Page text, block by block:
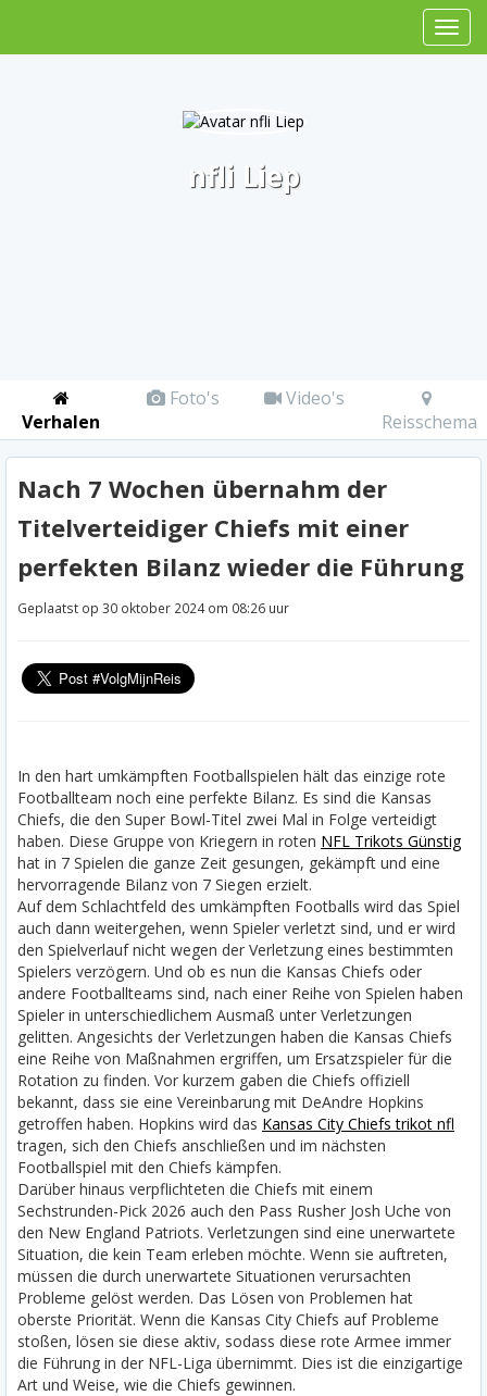
nfli Liep
Verhalen
Foto's
Video's
Reisschema
Nach 7 Wochen übernahm der
Titelverteidiger Chiefs mit einer
perfekten Bilanz wieder die Führung
Geplaatst op 30 oktober 2024 om 08:26 uur
In den hart umkämpften Footballspielen hält das einzige rote
Footballteam noch eine perfekte Bilanz. Es sind die Kansas
Chiefs, die den Super Bowl-Titel zwei Mal in Folge verteidigt
haben. Diese Gruppe von Kriegern in roten NFL Trikots Günstig
hat in 7 Spielen die ganze Zeit gesungen, gekämpft und eine
hervorragende Bilanz von 7 Siegen erzielt.
Auf dem Schlachtfeld des umkämpften Footballs wird das Spiel
auch dann weitergehen, wenn Spieler verletzt sind, und er wird
den Spielverlauf nicht wegen der Verletzung eines bestimmten
Spielers verzögern. Und ob es nun die Kansas Chiefs oder
andere Footballteams sind, nach einer Reihe von Spielen haben
Spieler in unterschiedlichem Ausmaß unter Verletzungen
gelitten. Angesichts der Verletzungen haben die Kansas Chiefs
eine Reihe von Maßnahmen ergriffen, um Ersatzspieler für die
Rotation zu finden. Vor kurzem gaben die Chiefs offiziell
bekannt, dass sie eine Vereinbarung mit DeAndre Hopkins
getroffen haben. Hopkins wird das Kansas City Chiefs trikot nfl
tragen, sich den Chiefs anschließen und im nächsten
Footballspiel mit den Chiefs kämpfen.
Darüber hinaus verpflichteten die Chiefs mit einem
Sechstrunden-Pick 2026 auch den Pass Rusher Josh Uche von
den New England Patriots. Verletzungen sind eine unerwartete
Situation, die kein Team erleben möchte. Wenn sie auftreten,
müssen die durch unerwartete Situationen verursachten
Probleme gelöst werden. Das Lösen von Problemen hat
oberste Priorität. Wenn die Kansas City Chiefs auf Probleme
stoßen, lösen sie diese aktiv, sodass diese rote Armee immer
die Führung in der NFL-Liga übernimmt. Dies ist die einzigartige
Art und Weise, wie die Chiefs gewinnen.